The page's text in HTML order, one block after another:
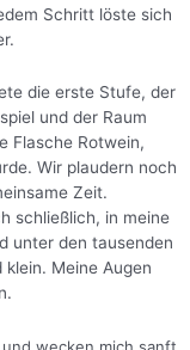
Schritt löste sich
die erste Stufe, der
und der Raum
Flasche Rotwein,
Wir plaudern noch
Zeit.
schließlich, in meine
unter den tausenden
Meine Augen